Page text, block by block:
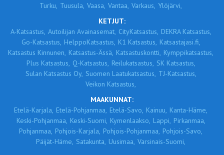
Turku, Tuusula, Vaasa, Vantaa, Varkaus, Ylöjärvi,
KETJUT:
A-Katsastus, Autoilijan Avainasemat, CityKatsastus, DEKRA Katsastus,
Go-Katsastus, HelppoKatsastus, K1 Katsastus, Katsastajasi.fi,
Katsastus Kinnunen, Katsastus-Ässä, Katsastuskontti, Kymppikatsastus,
Plus Katsastus, Q-Katsastus, Reilukatsastus, SK Katsastus,
Sulan Katsastus Oy, Suomen Laatukatsastus, TJ-Katsastus,
Veikon Katsastus,
MAAKUNNAT:
Etelä-Karjala, Etelä-Pohjanmaa, Etelä-Savo, Kainuu, Kanta-Häme,
Keski-Pohjanmaa, Keski-Suomi, Kymenlaakso, Lappi, Pirkanmaa,
Pohjanmaa, Pohjois-Karjala, Pohjois-Pohjanmaa, Pohjois-Savo,
Päijät-Häme, Satakunta, Uusimaa, Varsinais-Suomi,